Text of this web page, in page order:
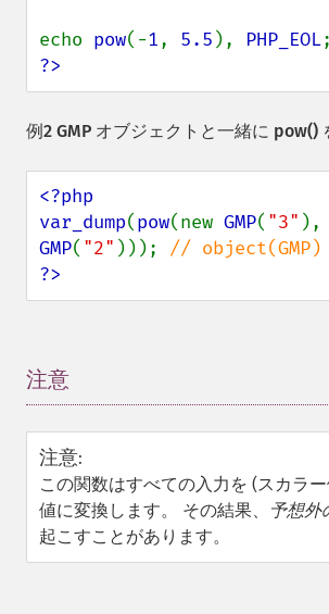
echo pow(-1, 5.5 ), PHP_EOL
?>
例2 GMP オブジェクトと一緒に pow()
<?php
var_dump(pow(new GMP( "3"
GMP( "2" )));
?>
注意
注意:
この関数はすべての入力を (スカラ
値に変換します。 その結果、
予想外
起こすことがあります。